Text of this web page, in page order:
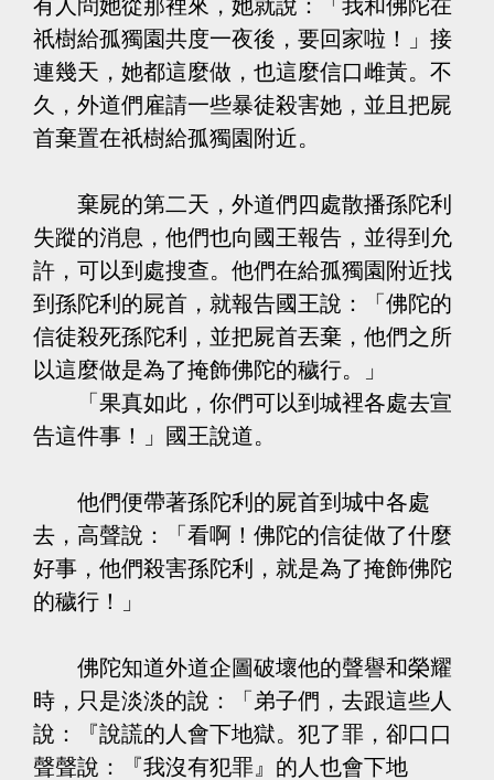
有人問她從那裡來，她就說：「我和佛陀在
祇樹給孤獨園共度一夜後，要回家啦！」接
連幾天，她都這麼做，也這麼信口雌黃。不
久，外道們雇請一些暴徒殺害她，並且把屍
首棄置在祇樹給孤獨園附近。
棄屍的第二天，外道們四處散播孫陀利
失蹤的消息，他們也向國王報告，並得到允
許，可以到處搜查。他們在給孤獨園附近找
到孫陀利的屍首，就報告國王說：「佛陀的
信徒殺死孫陀利，並把屍首丟棄，他們之所
以這麼做是為了掩飾佛陀的穢行。」
「果真如此，你們可以到城裡各處去宣
告這件事！」國王說道。
他們便帶著孫陀利的屍首到城中各處
去，高聲說：「看啊！佛陀的信徒做了什麼
好事，他們殺害孫陀利，就是為了掩飾佛陀
的穢行！」
佛陀知道外道企圖破壞他的聲譽和榮耀
時，只是淡淡的說：「弟子們，去跟這些人
說：『說謊的人會下地獄。犯了罪，卻口口
聲聲說：『我沒有犯罪』的人也會下地